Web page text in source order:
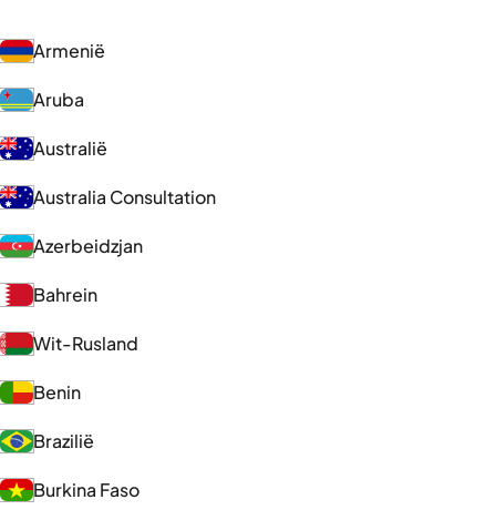
Armenië
Aruba
Australië
Australia Consultation
Azerbeidzjan
Bahrein
Wit-Rusland
Benin
Brazilië
Burkina Faso